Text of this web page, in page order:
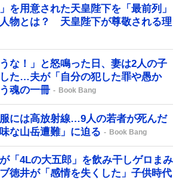
を用意された天皇陛下を「最前列」
物とは？ 天皇陛下が尊敬される理
うな！」と怒鳴った日、妻は2人の子
た…夫が「自分の犯した罪や愚か
魂の一冊
Book Bang
には高放射線…9人の若者が死んだ
な山岳遭難」に迫る
Book Bang
「4Lの大五郎」を飲み干しゲロまみ
徳井が「感情を失くした」子供時代